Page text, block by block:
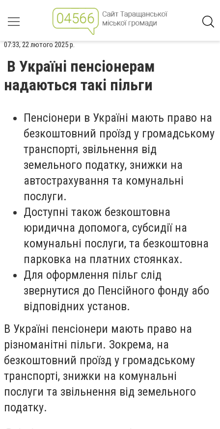
07:33, 22 лютого 2025 р.
В Україні пенсіонерам
надаються такі пільги
Пенсіонери в Україні мають право на
безкоштовний проїзд у громадському
транспорті, звільнення від
земельного податку, знижки на
автострахування та комунальні
послуги.
Доступні також безкоштовна
юридична допомога, субсидії на
комунальні послуги, та безкоштовна
парковка на платних стоянках.
Для оформлення пільг слід
звернутися до Пенсійного фонду або
відповідних установ.
В Україні пенсіонери мають право на
різноманітні пільги. Зокрема, на
безкоштовний проїзд у громадському
транспорті, знижки на комунальні
послуги та звільнення від земельного
податку.